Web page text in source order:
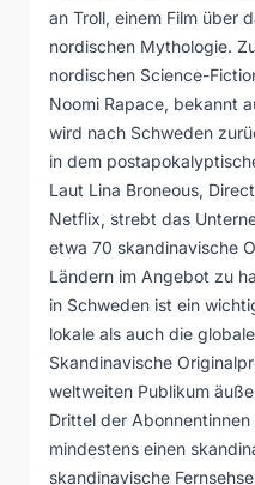
an Troll, einem Film über
nordischen Mythologie.
nordischen Science-
Noomi Rapace, bekannt
wird nach Schweden
in dem
Laut Lina Broneous,
Netflix, strebt das
etwa 70 skandinavische
Ländern im Angebot zu
in Schweden ist ein
lokale als auch die
Skandinavische
weltweiten Publikum
Drittel der
mindestens einen
skandinavische